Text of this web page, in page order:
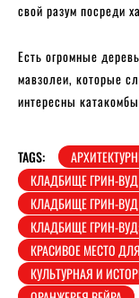
свой разум посреди
Есть огромные
мавзолеи, которые
интересны
TAGS:
КЛАДБИЩЕ ГРИН-
КЛАДБИЩЕ ГРИН-
КЛАДБИЩЕ ГРИН-
КРАСИВОЕ МЕСТО
КУЛЬТУРНАЯ И